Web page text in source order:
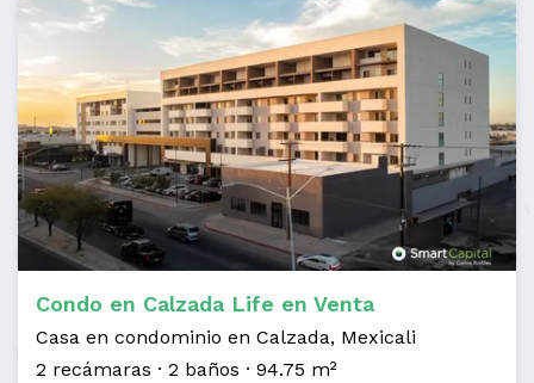
Condo en Calzada Life en Venta
Casa en condominio en Calzada, Mexicali
2 recámaras
2 baños
94.75 m²